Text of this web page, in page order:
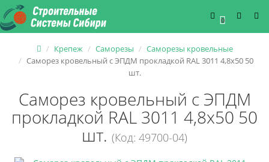
0
Крепеж Саморезы
Саморезы кровельные
Саморез кровельный с ЭПДМ прокладкой RAL 3011 4,8х50 50
шт.
Саморез кровельный с ЭПДМ
прокладкой RAL 3011 4,8х50 50
шт. (Код: 49700-04)